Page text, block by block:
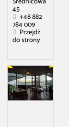
45
+48 882
784 009
Przejdź
do strony